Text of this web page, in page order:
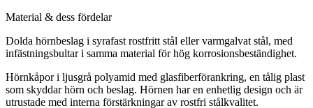
Material & dess fördelar
Dolda hörnbeslag i syrafast rostfritt stål eller varmgalvat stål, med
infästningsbultar i samma material för hög korrosionsbeständighet.
Hörnkåpor i ljusgrå polyamid med glasfiberförankring, en tålig plast
som skyddar hörn och beslag. Hörnen har en enhetlig design och är
utrustade med interna förstärkningar av rostfri stålkvalitet.